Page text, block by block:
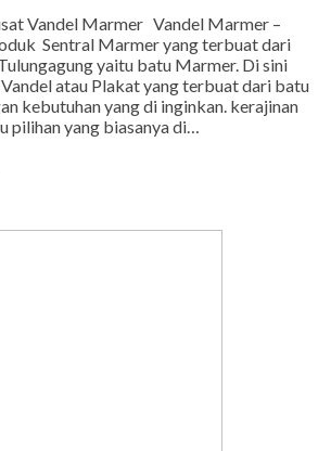
Vandel Marmer Vandel Marmer –
Sentral Marmer yang terbuat dari
yaitu batu Marmer. Di sini
atau Plakat yang terbuat dari batu
kebutuhan yang di inginkan. kerajinan
pilihan yang biasanya di…